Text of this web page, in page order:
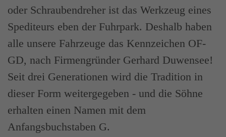
oder Schraubendreher ist das Werkzeug eines
Spediteurs eben der Fuhrpark. Deshalb haben
alle unsere Fahrzeuge das Kennzeichen OF-
GD, nach Firmengründer Gerhard Duwensee!
Seit drei Generationen wird die Tradition in
dieser Form weitergegeben - und die Söhne
erhalten einen Namen mit dem
Anfangsbuchstaben G.